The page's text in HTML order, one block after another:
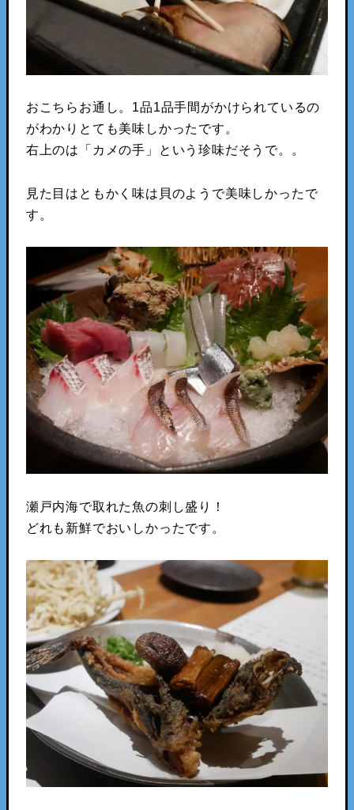
おこちらお通し。1品1品手間がかけられているの
がわかりとても美味しかったです。
右上のは「カメの手」という珍味だそうで。。
見た目はともかく味は貝のようで美味しかったで
す。
瀬戸内海で取れた魚の刺し盛り！
どれも新鮮でおいしかったです。